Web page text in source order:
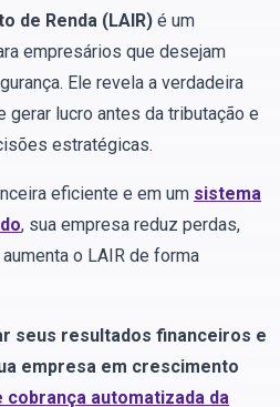
de Renda (LAIR) é um
empresários que desejam
Ele revela a verdadeira
gerar lucro antes da tributação e
estratégicas.
eficiente e em um sistema
, sua empresa reduz perdas,
o LAIR de forma
seus resultados financeiros e
empresa em crescimento
cobrança automatizada da